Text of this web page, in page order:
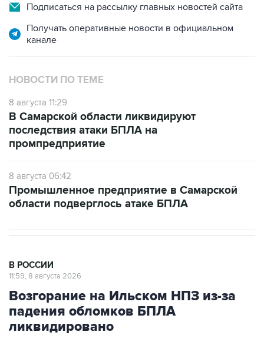
Подписаться на рассылку главных новостей сайта
Получать оперативные новости в официальном
канале
НОВОСТИ ПО ТЕМЕ
8 августа 11:29
В Самарской области ликвидируют
последствия атаки БПЛА на
промпредприятие
8 августа 06:42
Промышленное предприятие в Самарской
области подверглось атаке БПЛА
В РОССИИ
11:59, 8 августа 2026
Возгорание на Ильском НПЗ из-за
падения обломков БПЛА
ликвидировано